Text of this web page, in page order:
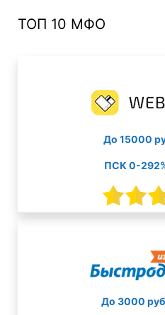
ТОП 10 МФО
До 15000
ПСК 0-
До 3000